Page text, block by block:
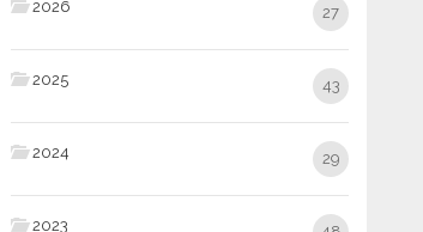
2026 27
2025 43
2024 29
2023